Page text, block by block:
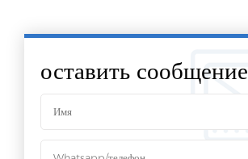
оставить сообщение